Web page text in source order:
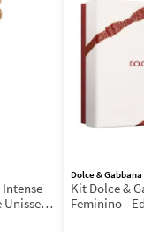
Unissex
Dolce & Gabbana
Kit Dolce &
Feminino -